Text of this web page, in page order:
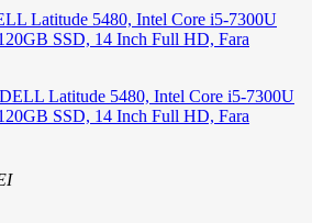
Latitude 5480, Intel Core i5-7300U
SSD, 14 Inch Full HD, Fara